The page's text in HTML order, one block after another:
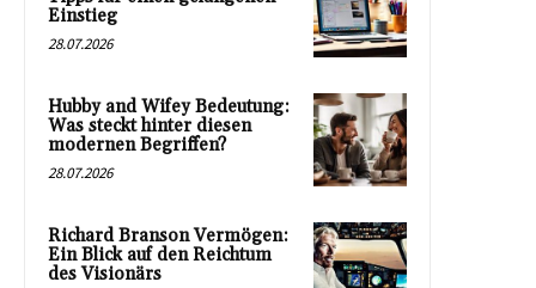
Einstieg
28.07.2026
Hubby and Wifey Bedeutung:
Was steckt hinter diesen
modernen Begriffen?
28.07.2026
Richard Branson Vermögen:
Ein Blick auf den Reichtum
des Visionärs